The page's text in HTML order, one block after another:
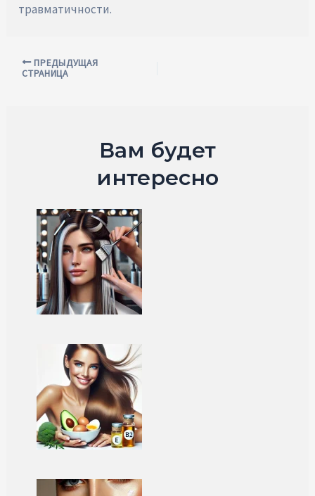
травматичности.
Навигация
ПРЕДЫДУЩАЯ
СТРАНИЦА
Вам будет
интересно